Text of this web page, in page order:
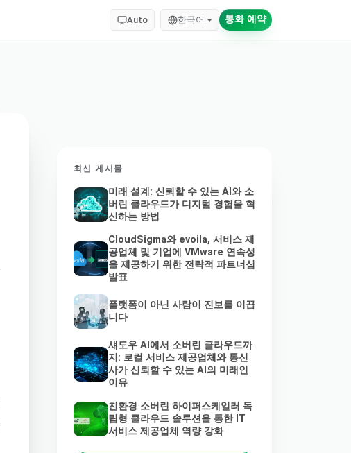
Auto 한국어 통화 예약
최신 게시물
미래 설계: 신뢰할 수 있는 AI와 소
버린 클라우드가 디지털 경험을 혁
신하는 방법
CloudSigma와 evoila, 서비스 제
공업체 및 기업에 VMware 연속성
을 제공하기 위한 전략적 파트너십
발표
플랫폼이 아닌 사람이 진보를 이끕
니다
섀도우 AI에서 소버린 클라우드까
지: 로컬 서비스 제공업체와 통신
사가 신뢰할 수 있는 AI의 미래인
이유
친환경 소버린 하이퍼스케일러 독
립형 클라우드 솔루션을 통한 IT
서비스 제공업체 역량 강화